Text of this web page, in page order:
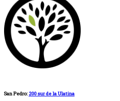
San Pedro: 200 sur de la Ulatina